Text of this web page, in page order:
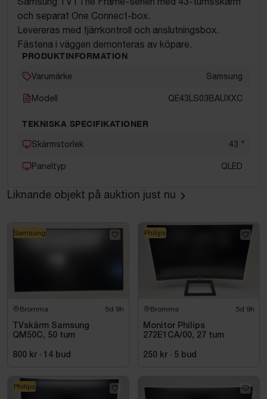
och separat One Connect-box.
Levereras med fjärrkontroll och anslutningsbox.
Fästena i väggen demonteras av köpare.
PRODUKTINFORMATION
Varumärke Samsung
Modell QE43LS03BAUXXC
TEKNISKA SPECIFIKATIONER
Skärmstorlek 43 "
Paneltyp QLED
Liknande objekt på auktion just nu
Bromma 5d 9h
TVskärm Samsung
QM50C, 50 tum
800 kr · 14 bud
Samsung
Bromma 5d 9h
Monitor Philips
272E1CA/00, 27 tum
250 kr · 5 bud
Philips
Philips